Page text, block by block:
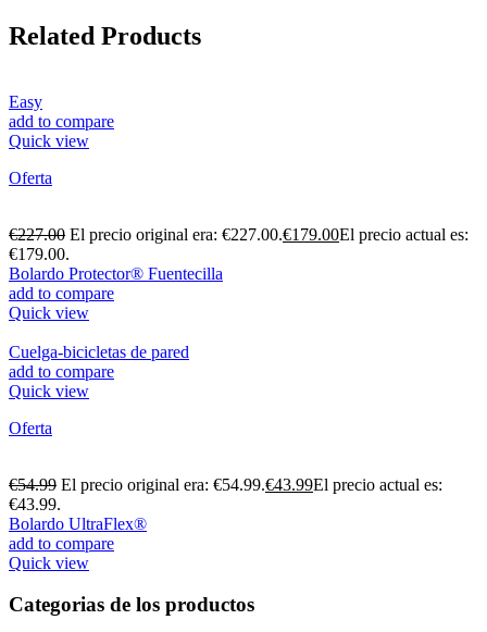
Related Products
Easy
add to compare
Quick view
Oferta
€227.00 El precio original era: €227.00.€179.00El precio actual es:
€179.00.
Bolardo Protector® Fuentecilla
add to compare
Quick view
Cuelga-bicicletas de pared
add to compare
Quick view
Oferta
€54.99 El precio original era: €54.99.€43.99El precio actual es:
€43.99.
Bolardo UltraFlex®
add to compare
Quick view
Categorias de los productos